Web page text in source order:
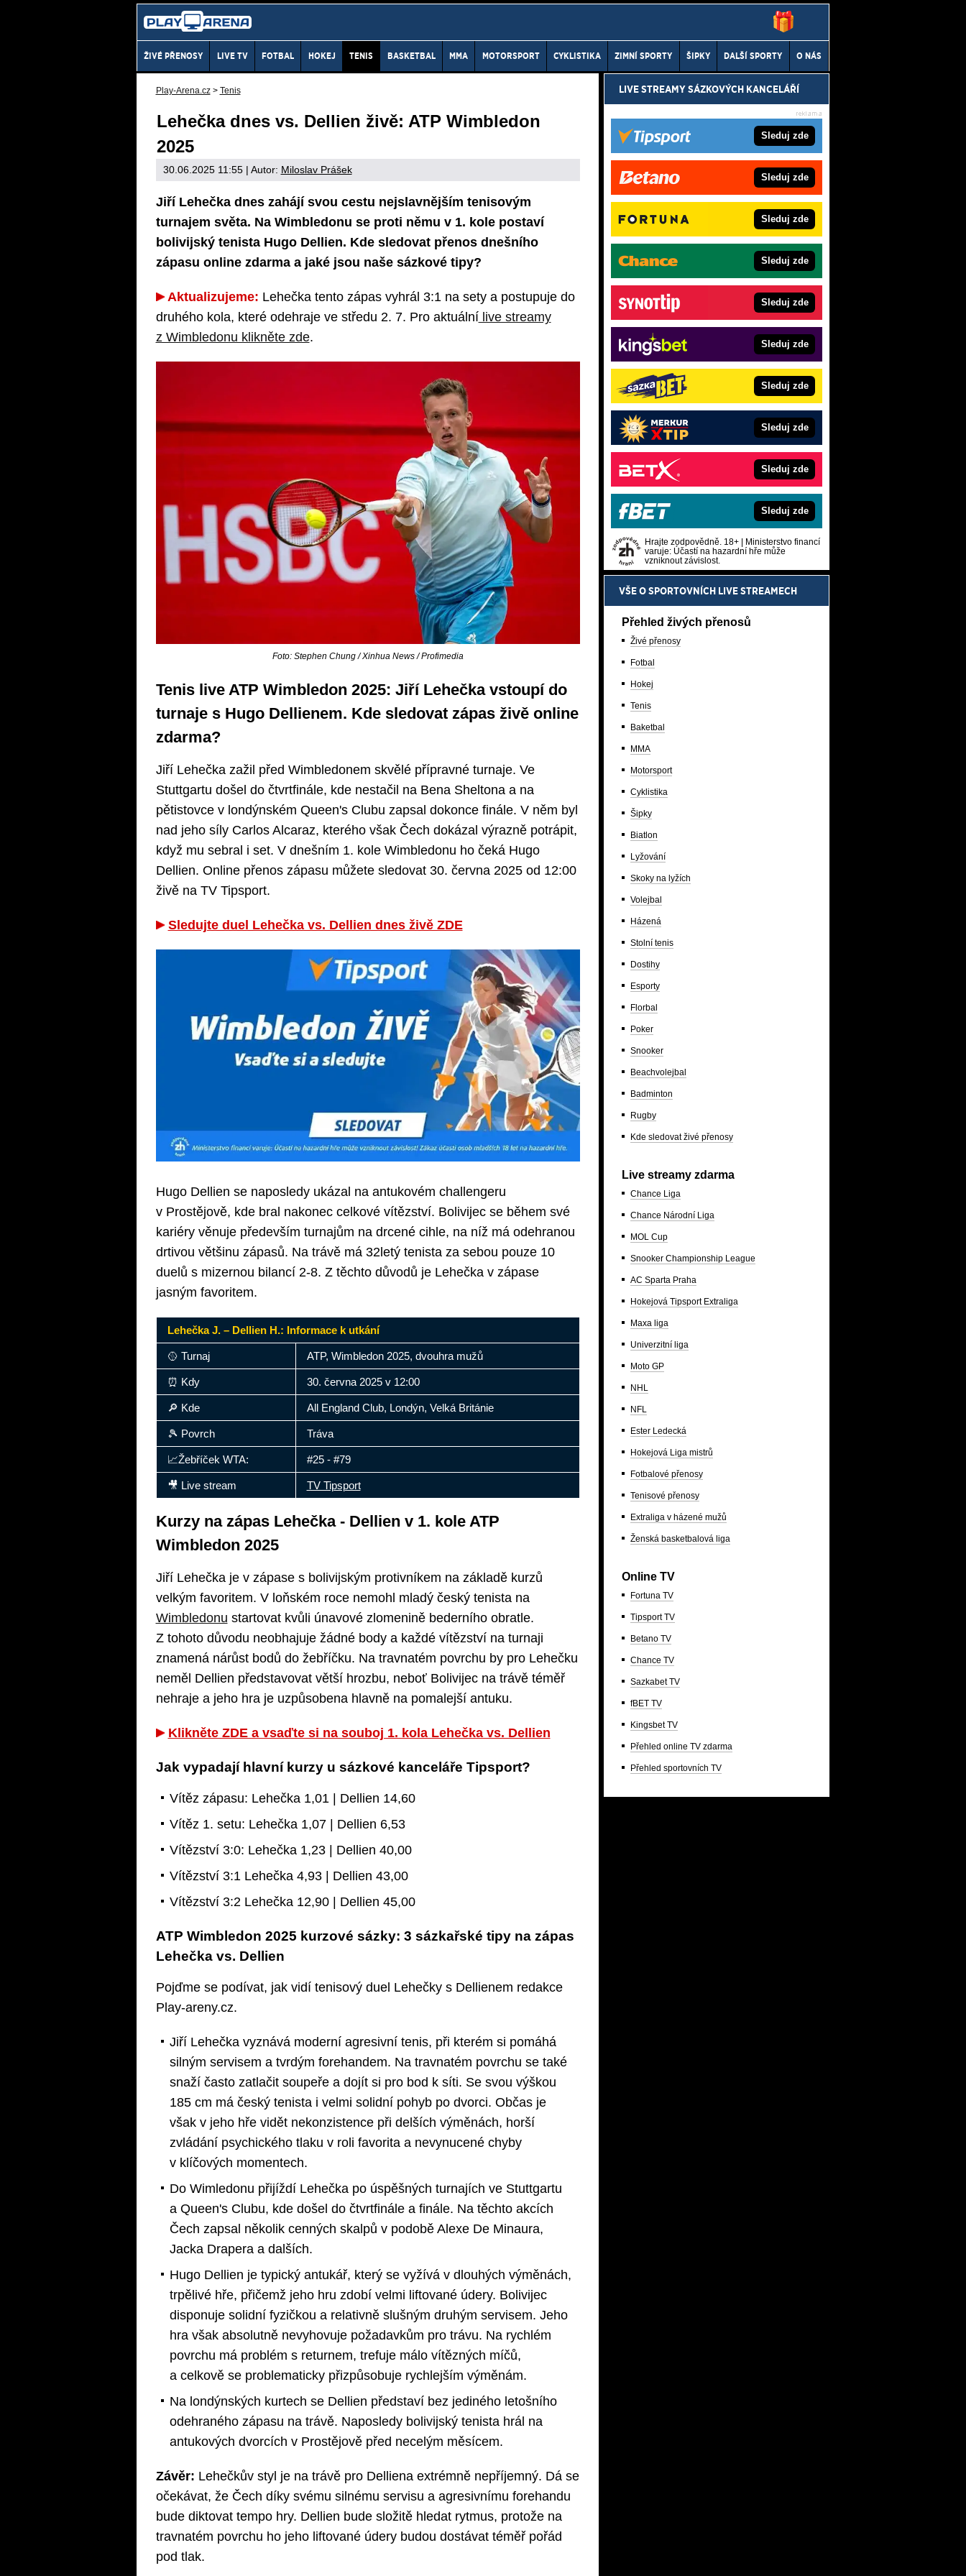
ŽIVÉ PŘENOSY LIVE TV FOTBAL HOKEJ TENIS BASKETBAL MMA MOTORSPORT CYKLISTIKA ZIMNÍ SPORTY ŠIPKY DALŠÍ SPORTY O NÁS
Play-Arena.cz > Tenis
Lehečka dnes vs. Dellien živě: ATP Wimbledon
2025
30.06.2025 11:55| Autor: Miloslav Prášek
Jiří Lehečka dnes zahájí svou cestu nejslavnějším tenisovým
turnajem světa. Na Wimbledonu se proti němu v 1. kole postaví
bolivijský tenista Hugo Dellien. Kde sledovat přenos dnešního
zápasu online zdarma a jaké jsou naše sázkové tipy?
Aktualizujeme: Lehečka tento zápas vyhrál 3:1 na sety a postupuje do
druhého kola, které odehraje ve středu 2. 7. Pro aktuální live streamy
z Wimbledonu klikněte zde.
Foto: Stephen Chung / Xinhua News / Profimedia
Tenis live ATP Wimbledon 2025: Jiří Lehečka vstoupí do
turnaje s Hugo Dellienem. Kde sledovat zápas živě online
zdarma?
Jiří Lehečka zažil před Wimbledonem skvělé přípravné turnaje. Ve
Stuttgartu došel do čtvrtfinále, kde nestačil na Bena Sheltona a na
pětistovce v londýnském Queen's Clubu zapsal dokonce finále. V něm byl
nad jeho síly Carlos Alcaraz, kterého však Čech dokázal výrazně potrápit,
když mu sebral i set. V dnešním 1. kole Wimbledonu ho čeká Hugo
Dellien. Online přenos zápasu můžete sledovat 30. června 2025 od 12:00
živě na TV Tipsport.
Sledujte duel Lehečka vs. Dellien dnes živě ZDE
Hugo Dellien se naposledy ukázal na antukovém challengeru
v Prostějově, kde bral nakonec celkové vítězství. Bolivijec se během své
kariéry věnuje především turnajům na drcené cihle, na níž má odehranou
drtivou většinu zápasů. Na trávě má 32letý tenista za sebou pouze 10
duelů s mizernou bilancí 2-8. Z těchto důvodů je Lehečka v zápase
jasným favoritem.
Lehečka J. – Dellien H.: Informace k utkání
🥎 Turnaj ATP, Wimbledon 2025, dvouhra mužů
⏰ Kdy 30. června 2025 v 12:00
🔎 Kde All England Club, Londýn, Velká Británie
🎾 Povrch Tráva
📈Žebříček WTA: #25 - #79
🎥 Live stream TV Tipsport
Kurzy na zápas Lehečka - Dellien v 1. kole ATP
Wimbledon 2025
Jiří Lehečka je v zápase s bolivijským protivníkem na základě kurzů
velkým favoritem. V loňském roce nemohl mladý český tenista na
Wimbledonu startovat kvůli únavové zlomenině bederního obratle.
Z tohoto důvodu neobhajuje žádné body a každé vítězství na turnaji
znamená nárůst bodů do žebříčku. Na travnatém povrchu by pro Lehečku
neměl Dellien představovat větší hrozbu, neboť Bolivijec na trávě téměř
nehraje a jeho hra je uzpůsobena hlavně na pomalejší antuku.
Klikněte ZDE a vsaďte si na souboj 1. kola Lehečka vs. Dellien
Jak vypadají hlavní kurzy u sázkové kanceláře Tipsport?
Vítěz zápasu: Lehečka 1,01 | Dellien 14,60
Vítěz 1. setu: Lehečka 1,07 | Dellien 6,53
Vítězství 3:0: Lehečka 1,23 | Dellien 40,00
Vítězství 3:1 Lehečka 4,93 | Dellien 43,00
Vítězství 3:2 Lehečka 12,90 | Dellien 45,00
ATP Wimbledon 2025 kurzové sázky: 3 sázkařské tipy na zápas
Lehečka vs. Dellien
Pojďme se podívat, jak vidí tenisový duel Lehečky s Dellienem redakce
Play-areny.cz.
Jiří Lehečka vyznává moderní agresivní tenis, při kterém si pomáhá
silným servisem a tvrdým forehandem. Na travnatém povrchu se také
snaží často zatlačit soupeře a dojít si pro bod k síti. Se svou výškou
185 cm má český tenista i velmi solidní pohyb po dvorci. Občas je
však v jeho hře vidět nekonzistence při delších výměnách, horší
zvládání psychického tlaku v roli favorita a nevynucené chyby
v klíčových momentech.
Do Wimledonu přijíždí Lehečka po úspěšných turnajích ve Stuttgartu
a Queen's Clubu, kde došel do čtvrtfinále a finále. Na těchto akcích
Čech zapsal několik cenných skalpů v podobě Alexe De Minaura,
Jacka Drapera a dalších.
Hugo Dellien je typický antukář, který se vyžívá v dlouhých výměnách,
trpělivé hře, přičemž jeho hru zdobí velmi liftované údery. Bolivijec
disponuje solidní fyzičkou a relativně slušným druhým servisem. Jeho
hra však absolutně nevyhovuje požadavkům pro trávu. Na rychlém
povrchu má problém s returnem, trefuje málo vítězných míčů,
a celkově se problematicky přizpůsobuje rychlejším výměnám.
Na londýnských kurtech se Dellien představí bez jediného letošního
odehraného zápasu na trávě. Naposledy bolivijský tenista hrál na
antukových dvorcích v Prostějově před necelým měsícem.
Závěr: Lehečkův styl je na trávě pro Delliena extrémně nepříjemný. Dá se
očekávat, že Čech díky svému silnému servisu a agresivnímu forehandu
bude diktovat tempo hry. Dellien bude složitě hledat rytmus, protože na
travnatém povrchu ho jeho liftované údery budou dostávat téměř pořád
pod tlak.
LIVE STREAMY SÁZKOVÝCH KANCELÁŘÍ
Sleduj zde
Sleduj zde
Sleduj zde
Sleduj zde
Sleduj zde
Sleduj zde
Sleduj zde
Sleduj zde
Sleduj zde
Sleduj zde
Hrajte zodpovědně. 18+ | Ministerstvo financí
varuje: Účastí na hazardní hře může
vzniknout závislost.
VŠE O SPORTOVNÍCH LIVE STREAMECH
Přehled živých přenosů
Živé přenosy
Fotbal
Hokej
Tenis
Baketbal
MMA
Motorsport
Cyklistika
Šipky
Biatlon
Lyžování
Skoky na lyžích
Volejbal
Házená
Stolní tenis
Dostihy
Esporty
Florbal
Poker
Snooker
Beachvolejbal
Badminton
Rugby
Kde sledovat živé přenosy
Live streamy zdarma
Chance Liga
Chance Národní Liga
MOL Cup
Snooker Championship League
AC Sparta Praha
Hokejová Tipsport Extraliga
Maxa liga
Univerzitní liga
Moto GP
NHL
NFL
Ester Ledecká
Hokejová Liga mistrů
Fotbalové přenosy
Tenisové přenosy
Extraliga v házené mužů
Ženská basketbalová liga
Online TV
Fortuna TV
Tipsport TV
Betano TV
Chance TV
Sazkabet TV
fBET TV
Kingsbet TV
Přehled online TV zdarma
Přehled sportovních TV